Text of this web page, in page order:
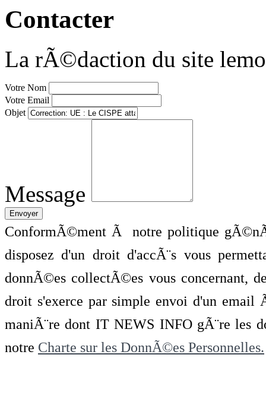
Contacter
La rÃ©daction du site
Votre Nom
Votre Email
Objet
Message
ConformÃ©ment Ã notre politique
disposez d'un droit d'accÃ¨s vous
donnÃ©es collectÃ©es vous concernant,
droit s'exerce par simple envoi d'un
maniÃ¨re dont IT NEWS INFO gÃ¨re les
notre Charte sur les DonnÃ©es Personnelles.